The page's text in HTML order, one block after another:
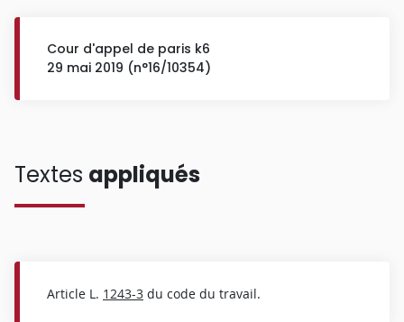
Cour d'appel de paris k6
29 mai 2019 (n°16/10354)
Textes appliqués
Article L. 1243-3 du code du travail.